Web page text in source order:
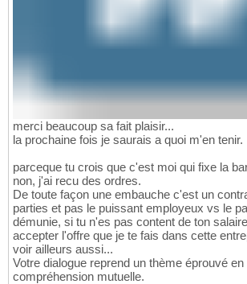
merci beaucoup sa fait plaisir...
la prochaine fois je saurais a quoi m'en tenir.
parceque tu crois que c'est moi qui fixe la
non, j'ai recu des ordres.
De toute façon une embauche c'est un
parties et pas le puissant employeux vs le
démunie, si tu n'es pas content de ton
accepter l'offre que je te fais dans cette
voir ailleurs aussi...
Votre dialogue reprend un thème éprouvé
compréhension mutuelle.